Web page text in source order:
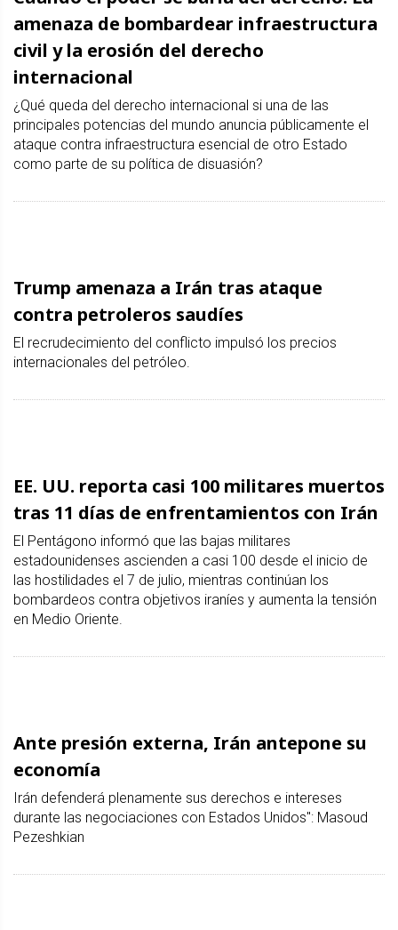
amenaza de bombardear infraestructura
civil y la erosión del derecho
internacional
¿Qué queda del derecho internacional si una de las
principales potencias del mundo anuncia públicamente el
ataque contra infraestructura esencial de otro Estado
como parte de su política de disuasión?
Trump amenaza a Irán tras ataque
contra petroleros saudíes
El recrudecimiento del conflicto impulsó los precios
internacionales del petróleo.
EE. UU. reporta casi 100 militares muertos
tras 11 días de enfrentamientos con Irán
El Pentágono informó que las bajas militares
estadounidenses ascienden a casi 100 desde el inicio de
las hostilidades el 7 de julio, mientras continúan los
bombardeos contra objetivos iraníes y aumenta la tensión
en Medio Oriente.
Ante presión externa, Irán antepone su
economía
Irán defenderá plenamente sus derechos e intereses
durante las negociaciones con Estados Unidos": Masoud
Pezeshkian